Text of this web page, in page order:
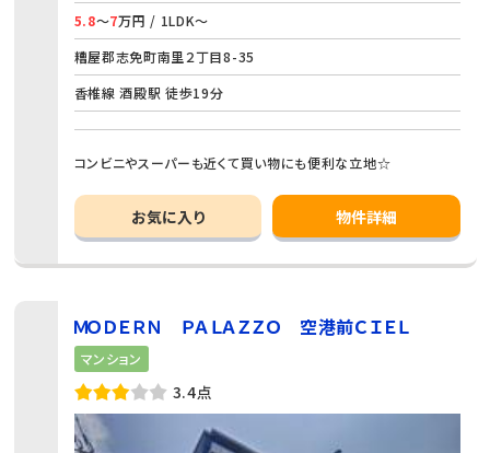
5.8～7万円 / 1LDK～
糟屋郡志免町南里２丁目8-35
香椎線 酒殿駅 徒歩19分
コンビニやスーパーも近くて買い物にも便利な立地☆
お気に入り 物件詳細
ＭＯＤＥＲＮ ＰＡＬＡＺＺＯ 空港前ＣＩＥＬ
マンション
3.4点